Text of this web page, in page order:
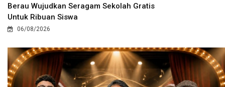
Berau Wujudkan Seragam Sekolah Gratis
Untuk Ribuan Siswa
06/08/2026